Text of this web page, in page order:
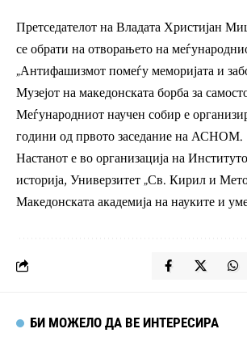
Претседателот на Владата Христијан
се обрати на отворањето на
„Антифашизмот помеѓу меморијата и
Музејот на македонската борба за
Меѓународниот научен собир е
години од првото заседание на АСНОМ.
Настанот е во организација на
историја, Универзитет „Св. Кирил и
Македонската академија на науките и
БИ МОЖЕЛО ДА ВЕ ИНТЕРЕСИРА